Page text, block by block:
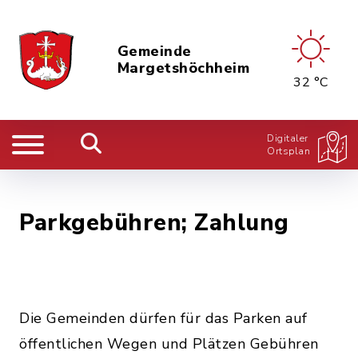
Gemeinde
Margetshöchheim
32 °C
Digitaler
Ortsplan
Parkgebühren; Zahlung
Die Gemeinden dürfen für das Parken auf
öffentlichen Wegen und Plätzen Gebühren